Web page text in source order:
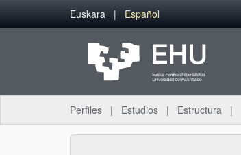
Saltar al contenido principal
Euskara Español
Perfiles Estudios Estructura